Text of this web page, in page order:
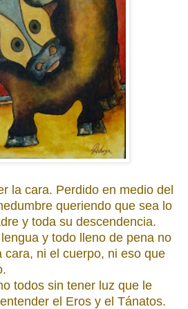
la cara. Perdido en medio del
queriendo que sea lo
y toda su descendencia.
y todo lleno de pena no
cara, ni el cuerpo, ni eso que
todos sin tener luz que le
el Eros y el Tánatos.